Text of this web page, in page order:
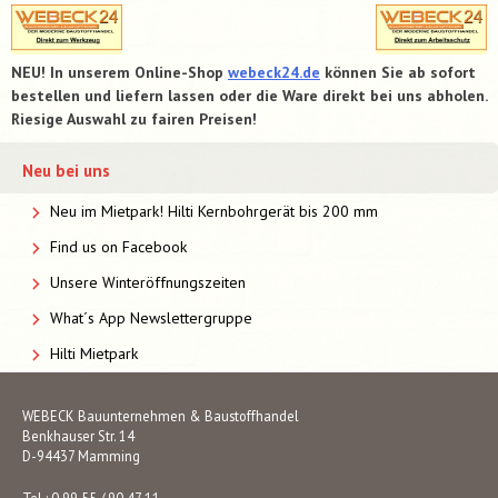
NEU! In unserem Online-Shop webeck24.de können Sie ab sofort
bestellen und liefern lassen oder die Ware direkt bei uns abholen.
Riesige Auswahl zu fairen Preisen!
Neu bei uns
Neu im Mietpark! Hilti Kernbohrgerät bis 200 mm
Find us on Facebook
Unsere Winteröffnungszeiten
What´s App Newslettergruppe
Hilti Mietpark
WEBECK Bauunternehmen & Baustoffhandel
Benkhauser Str. 14
D-94437 Mamming